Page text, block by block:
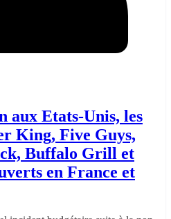
aux Etats-Unis, les
King, Five Guys,
Buffalo Grill et
en France et